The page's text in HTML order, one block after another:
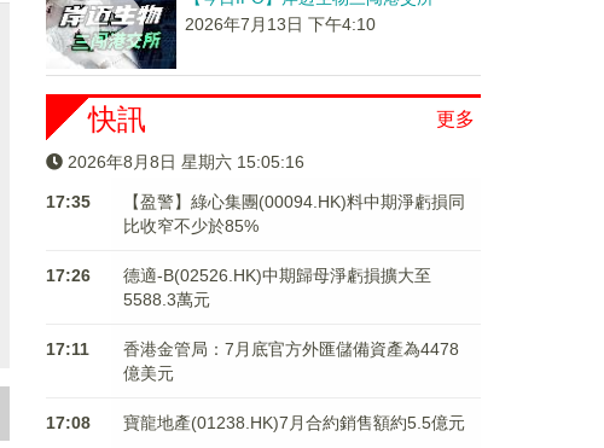
2026年7月13日 下午4:10
更多
快訊
2026年8月8日 星期六 15:05:17
17:35
【盈警】綠心集團(00094.HK)料中期淨虧損同
比收窄不少於85%
17:26
德適-B(02526.HK)中期歸母淨虧損擴大至
5588.3萬元
17:11
香港金管局：7月底官方外匯儲備資產為4478
億美元
17:08 寶龍地產(01238.HK)7月合約銷售額約5.5億元